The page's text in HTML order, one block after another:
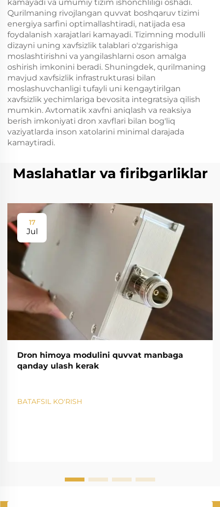
kamayadi va umumiy tizim ishonchliligi oshadi.
Qurilmaning rivojlangan quvvat boshqaruv tizimi
energiya sarfini optimallashtiradi, natijada esa
foydalanish xarajatlari kamayadi. Tizimning modulli
dizayni uning xavfsizlik talablari o'zgarishiga
moslashtirishni va yangilashlarni oson amalga
oshirish imkonini beradi. Shuningdek, qurilmaning
mavjud xavfsizlik infrastrukturasi bilan
moslashuvchanligi tufayli uni kengaytirilgan
xavfsizlik yechimlariga bevosita integratsiya qilish
mumkin. Avtomatik xavfni aniqlash va reaksiya
berish imkoniyati dron xavflari bilan bog'liq
vaziyatlarda inson xatolarini minimal darajada
kamaytiradi.
Maslahatlar va firibgarliklar
17
Jul
Dron himoya modulini quvvat manbaga
qanday ulash kerak
BATAFSIL KO'RISH